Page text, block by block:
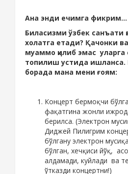
Ана энди ечимга фикрим...
Биласизми ўзбек санъати
холатга етади? Қачонки
муаммо қилиб эмас уларга
топилиш устида ишланса.
борада мана мени ғоям:
Концерт бермоқчи
фақатгина жонли
берилса. (Электрон
Диджей Пилигрим
бўлгану электрон
бўлган, хечқиси йўқ,
алдамади, куйлади ва
ўтказди концертни!)